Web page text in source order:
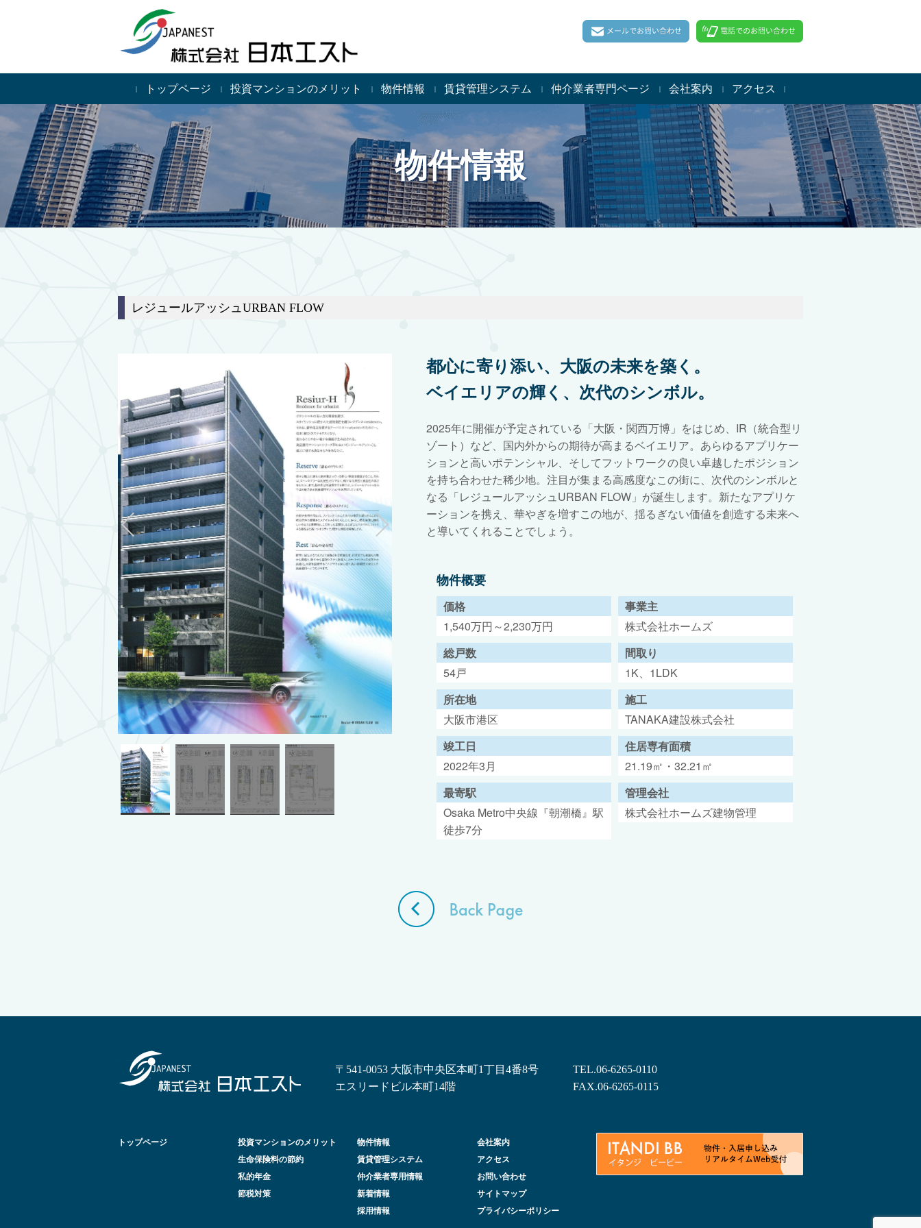
トップページ 投資マンションのメリット 物件情報 賃貸管理システム 仲介業者専門ページ 会社案内 アクセス
物件情報
レジュールアッシュURBAN FLOW
都心に寄り添い、大阪の未来を築く。
ベイエリアの輝く、次代のシンボル。
2025年に開催が予定されている「大阪・関西万博」をはじめ、IR（統合型リ
ゾート）など、国内外からの期待が高まるベイエリア。あらゆるアプリケー
ションと高いポテンシャル、そしてフットワークの良い卓越したポジション
を持ち合わせた稀少地。注目が集まる高感度なこの街に、次代のシンボルと
なる「レジュールアッシュURBAN FLOW」が誕生します。新たなアプリケ
ーションを携え、華やぎを増すこの地が、揺るぎない価値を創造する未来へ
と導いてくれることでしょう。
物件概要
価格
1,540万円～2,230万円
総戸数
54戸
所在地
大阪市港区
竣工日
2022年3月
最寄駅
Osaka Metro中央線『朝潮橋』駅
徒歩7分
事業主
株式会社ホームズ
間取り
1K、1LDK
施工
TANAKA建設株式会社
住居専有面積
21.19㎡・32.21㎡
管理会社
株式会社ホームズ建物管理
〒541-0053 大阪市中央区本町1丁目4番8号
エスリードビル本町14階
TEL.06-6265-0110
FAX.06-6265-0115
トップページ
投資マンションのメリット
生命保険料の節約
私的年金
節税対策
物件情報
賃貸管理システム
仲介業者専用情報
新着情報
採用情報
会社案内
アクセス
お問い合わせ
サイトマップ
プライバシーポリシー